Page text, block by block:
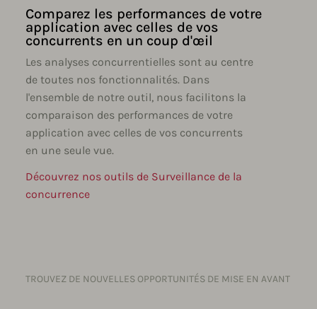
Comparez les performances de votre
application avec celles de vos
concurrents en un coup d'œil
Les analyses concurrentielles sont au centre
de toutes nos fonctionnalités. Dans
l'ensemble de notre outil, nous facilitons la
comparaison des performances de votre
application avec celles de vos concurrents
en une seule vue.
Découvrez nos outils de Surveillance de la
concurrence
TROUVEZ DE NOUVELLES OPPORTUNITÉS DE MISE EN AVANT